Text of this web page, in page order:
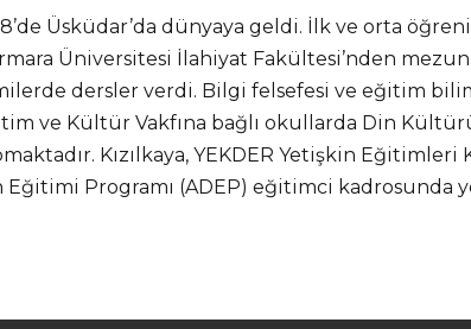
Üsküdar’da dünyaya geldi. İlk ve orta
Üniversitesi İlahiyat Fakültesi’nden
dersler verdi. Bilgi felsefesi ve eğitim
ve Kültür Vakfına bağlı okullarda Din
Kızılkaya, YEKDER Yetişkin
Eğitimi Programı (ADEP) eğitimci kadrosunda